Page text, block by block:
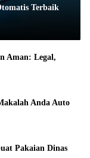
Terbaik
Aman: Legal,
Anda Auto
Pakaian Dinas